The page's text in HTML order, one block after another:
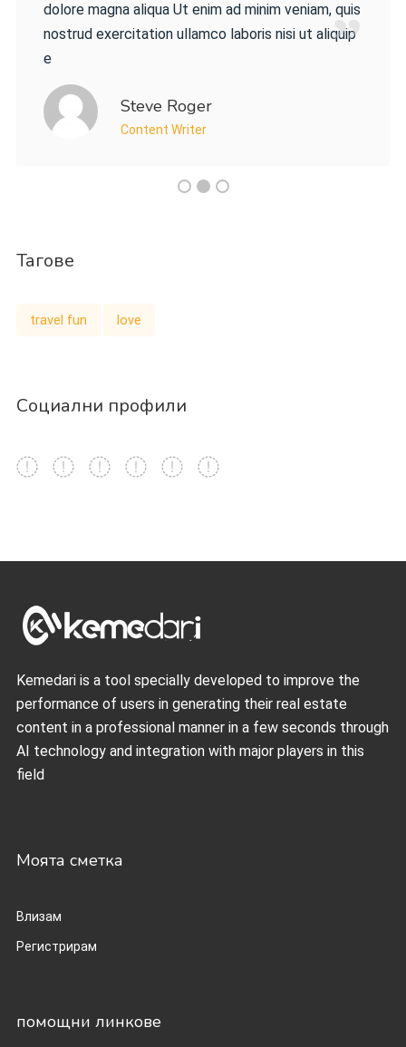
dolore magna aliqua Ut enim ad minim veniam, quis
nostrud exercitation ullamco laboris nisi ut aliquip
e
Steve Roger
Content Writer
Тагове
travel fun love
Социални профили
Kemedari is a tool specially developed to improve the
performance of users in generating their real estate
content in a professional manner in a few seconds through
AI technology and integration with major players in this
field
Моята сметка
Влизам
Регистрирам
помощни линкове